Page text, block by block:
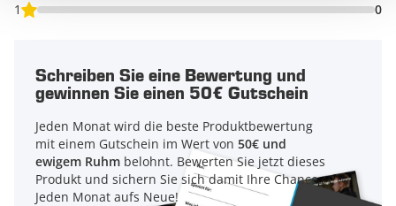
1
0
Schreiben Sie eine Bewertung und
gewinnen Sie einen 50€ Gutschein
Jeden Monat wird die beste Produktbewertung
mit einem Gutschein im Wert von 50€ und
ewigem Ruhm belohnt. Bewerten Sie jetzt dieses
Produkt und sichern Sie sich damit Ihre Chance.
Jeden Monat aufs Neue!